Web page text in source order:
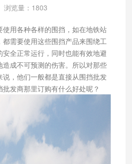
览量：1803
用各种各样的围挡，如在地铁站
需要使用这些围挡产品来围绕工
全正常运行，同时也能有效地避
成不可预测的伤害。所以对那些
，他们一般都是直接从围挡批发
发商那里订购有什么好处呢？